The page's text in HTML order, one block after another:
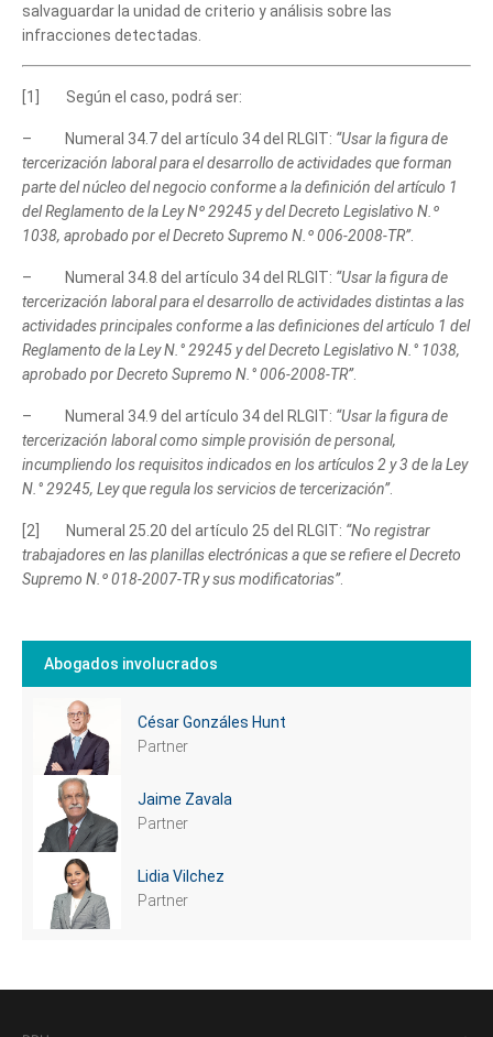
salvaguardar la unidad de criterio y análisis sobre las
infracciones detectadas.
[1] Según el caso, podrá ser:
– Numeral 34.7 del artículo 34 del RLGIT: “Usar la figura de
tercerización laboral para el desarrollo de actividades que forman
parte del núcleo del negocio conforme a la definición del artículo 1
del Reglamento de la Ley Nº 29245 y del Decreto Legislativo N.º
1038, aprobado por el Decreto Supremo N.º 006-2008-TR”.
– Numeral 34.8 del artículo 34 del RLGIT: “Usar la figura de
tercerización laboral para el desarrollo de actividades distintas a las
actividades principales conforme a las definiciones del artículo 1 del
Reglamento de la Ley N.° 29245 y del Decreto Legislativo N.° 1038,
aprobado por Decreto Supremo N.° 006-2008-TR”.
– Numeral 34.9 del artículo 34 del RLGIT: “Usar la figura de
tercerización laboral como simple provisión de personal,
incumpliendo los requisitos indicados en los artículos 2 y 3 de la Ley
N.° 29245, Ley que regula los servicios de tercerización”.
[2] Numeral 25.20 del artículo 25 del RLGIT: “No registrar
trabajadores en las planillas electrónicas a que se refiere el Decreto
Supremo N.º 018-2007-TR y sus modificatorias”.
Abogados involucrados
César Gonzáles Hunt
Partner
Jaime Zavala
Partner
Lidia Vilchez
Partner